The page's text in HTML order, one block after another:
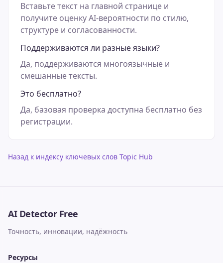
Вставьте текст на главной странице и
получите оценку AI-вероятности по стилю,
структуре и согласованности.
Поддерживаются ли разные языки?
Да, поддерживаются многоязычные и
смешанные тексты.
Это бесплатно?
Да, базовая проверка доступна бесплатно без
регистрации.
Назад к индексу ключевых слов Topic Hub
AI Detector Free
Точность, инновации, надёжность
Ресурсы